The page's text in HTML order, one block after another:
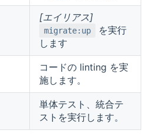
[エイリアス]
migrate:up
を実行
します
コードの linting を実
施します。
単体テスト、統合テ
ストを実行します。